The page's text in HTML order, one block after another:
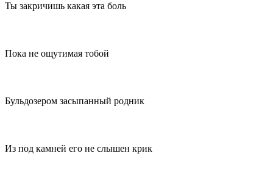
Ты закричишь какая эта боль
Пока не ощутимая тобой
Бульдозером засыпанный родник
Из под камней его не слышен крик